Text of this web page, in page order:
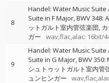
8
Handel: Water Music Suite
Suite in F Major, BWV 348:
ットガルト室内管弦楽団
ガー
wav,flac,alac: 16bit/
9
Handel: Water Music Suite
Suite in G Major, BWV 350:
シュトゥットガルト室内管
ュンヒンガー